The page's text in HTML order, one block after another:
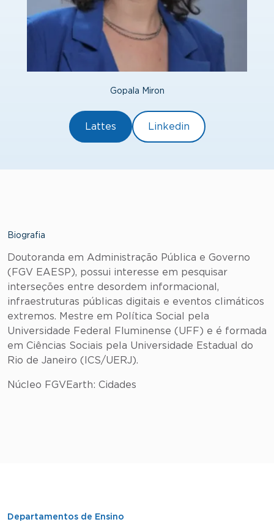
Gopala Miron
Lattes Linkedin
Biografia
Doutoranda em Administração Pública e Governo
(FGV EAESP), possui interesse em pesquisar
interseções entre desordem informacional,
infraestruturas públicas digitais e eventos climáticos
extremos. Mestre em Política Social pela
Universidade Federal Fluminense (UFF) e é formada
em Ciências Sociais pela Universidade Estadual do
Rio de Janeiro (ICS/UERJ).
Núcleo FGVEarth: Cidades
Departamentos de Ensino